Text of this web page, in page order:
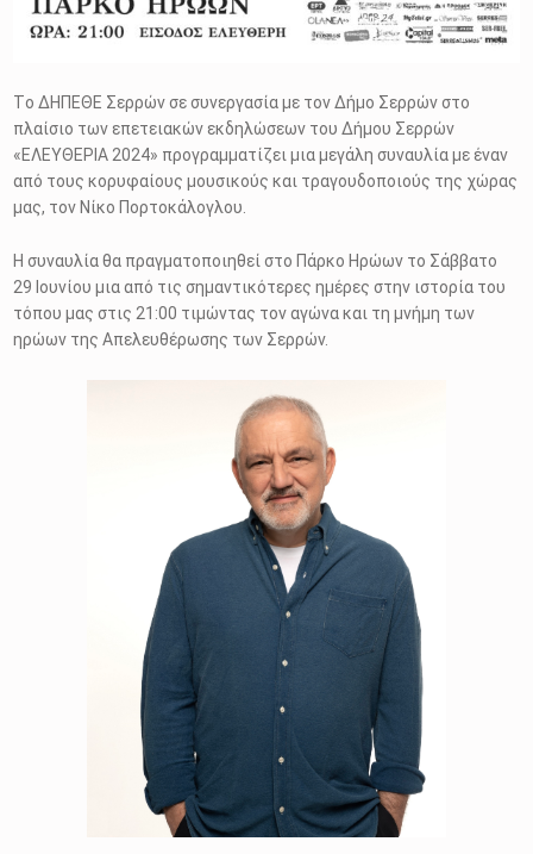
Tο ΔΗΠΕΘΕ Σερρών σε συνεργασία με τον Δήμο Σερρών στο
πλαίσιο των επετειακών εκδηλώσεων του Δήμου Σερρών
«ΕΛΕΥΘΕΡΙΑ 2024» προγραμματίζει μια μεγάλη συναυλία με έναν
από τους κορυφαίους μουσικούς και τραγουδοποιούς της χώρας
μας, τον Νίκο Πορτοκάλογλου.
Η συναυλία θα πραγματοποιηθεί στο Πάρκο Ηρώων το Σάββατο
29 Ιουνίου μια από τις σημαντικότερες ημέρες στην ιστορία του
τόπου μας στις 21:00 τιμώντας τον αγώνα και τη μνήμη των
ηρώων της Απελευθέρωσης των Σερρών.